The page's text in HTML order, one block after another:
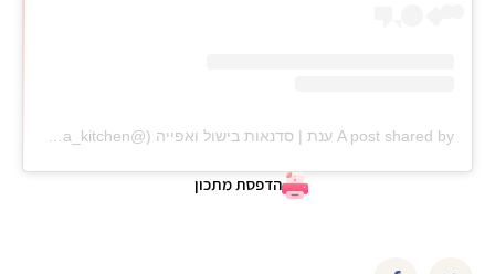
הדפסת מתכון